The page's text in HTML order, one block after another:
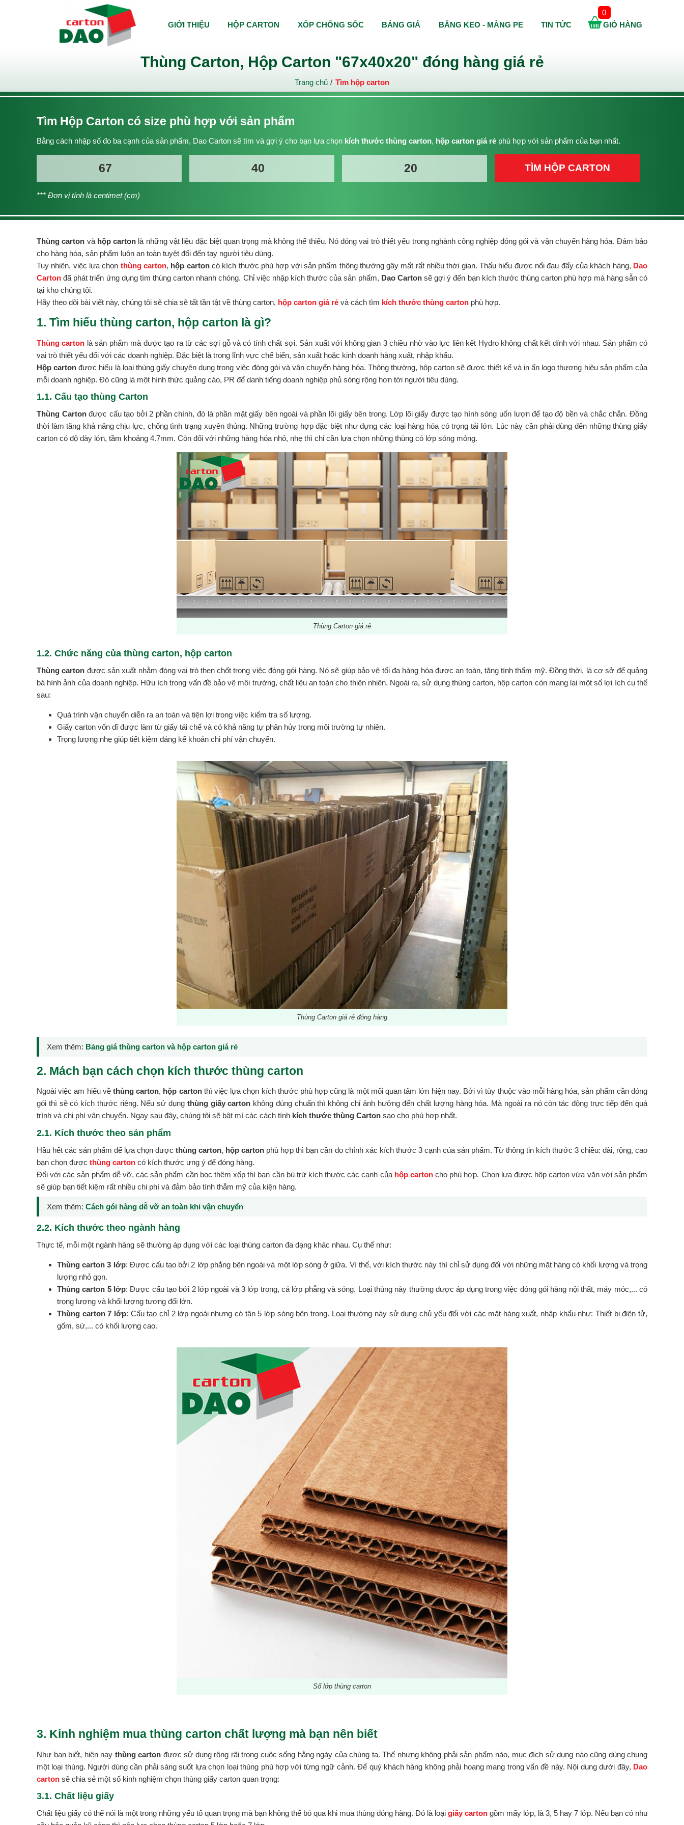
Thùng Carton, Hộp Carton "67x40x20" đóng hàng giá rẻ
Trang chủ Tìm hộp carton
Tìm Hộp Carton có size phù hợp với sản phẩm
Bằng cách nhập số đo ba cạnh của sản phẩm, Dao Carton sẽ tìm và gợi ý cho bạn lựa chọn kích thước thùng carton, hộp carton giá rẻ phù hợp với sản phẩm của bạn nhất.
TÌM HỘP CARTON
*** Đơn vị tính là centimet (cm)
Thùng carton và hộp carton là những vật liệu đặc biệt quan trọng mà không thể thiếu. Nó đóng vai trò thiết yếu trong nghành công nghiệp đóng gói và vận chuyển hàng hóa. Đảm bảo
cho hàng hóa, sản phẩm luôn an toàn tuyệt đối đến tay người tiêu dùng.
Tuy nhiên, việc lựa chọn thùng carton, hộp cartoncó kích thước phù hợp với sản phẩm thông thường gây mất rất nhiều thời gian. Thấu hiểu được nổi đau đấy của khách hàng, Dao
Carton đã phát triển ứng dụng tìm thùng carton nhanh chóng. Chỉ việc nhập kích thước của sản phẩm, Dao Cartonsẽ gợi ý đến bạn kích thước thùng carton phù hợp mà hàng sẵn có
tại kho chúng tôi.
Hãy theo dõi bài viết này, chúng tôi sẽ chia sẽ tất tần tật về thùng carton, hộp carton giá rẻ và cách tìm kích thước thùng carton phù hợp.
1. Tìm hiểu thùng carton, hộp carton là gì?
Thùng carton là sản phẩm mà được tạo ra từ các sợi gỗ và có tính chất sợi. Sản xuất với không gian 3 chiều nhờ vào lực liên kết Hydro không chất kết dính với nhau. Sản phẩm có
vai trò thiết yếu đối với các doanh nghiệp. Đặc biệt là trong lĩnh vực chế biến, sản xuất hoặc kinh doanh hàng xuất, nhập khẩu.
Hộp carton được hiểu là loại thùng giấy chuyên dụng trong việc đóng gói và vận chuyển hàng hóa. Thông thường, hộp carton sẽ được thiết kế và in ấn logo thương hiệu sản phẩm của
mỗi doanh nghiệp. Đó cũng là một hình thức quảng cáo, PR để danh tiếng doanh nghiệp phủ sóng rộng hơn tới người tiêu dùng.
1.1. Cấu tạo thùng Carton
Thùng Cartonđược cấu tạo bởi 2 phần chính, đó là phần mặt giấy bên ngoài và phần lõi giấy bên trong. Lớp lõi giấy được tạo hình sóng uốn lượn để tạo độ bền và chắc chắn. Đồng
thời làm tăng khả năng chịu lực, chống tình trạng xuyên thủng. Những trường hợp đặc biệt như đựng các loại hàng hóa có trọng tải lớn. Lúc này cần phải dùng đến những thùng giấy
carton có độ dày lớn, tầm khoảng 4.7mm. Còn đối với những hàng hóa nhỏ, nhẹ thì chỉ cần lựa chọn những thùng có lớp sóng mỏng.
Thùng Carton giá rẻ
1.2. Chức năng của thùng carton, hộp carton
Thùng carton được sản xuất nhằm đóng vai trò then chốt trong việc đóng gói hàng. Nó sẽ giúp bảo vệ tối đa hàng hóa được an toàn, tăng tính thẩm mỹ. Đồng thời, là cơ sở để quảng
bá hình ảnh của doanh nghiệp. Hữu ích trong vấn đề bảo vệ môi trường, chất liệu an toàn cho thiên nhiên. Ngoài ra, sử dụng thùng carton, hộp carton còn mang lại một số lợi ích cụ thể
sau:
Quá trình vận chuyển diễn ra an toàn và tiện lợi trong việc kiểm tra số lượng.
Giấy carton vốn dĩ được làm từ giấy tái chế và có khả năng tự phân hủy trong môi trường tự nhiên.
Trọng lượng nhẹ giúp tiết kiệm đáng kể khoản chi phí vận chuyển.
Thùng Carton giá rẻ đóng hàng
Xem thêm: Bảng giá thùng carton và hộp carton giá rẻ
2. Mách bạn cách chọn kích thước thùng carton
Ngoài việc am hiểu về thùng carton, hộp cartonthì việc lựa chọn kích thước phù hợp cũng là một mối quan tâm lớn hiện nay. Bởi vì tùy thuộc vào mỗi hàng hóa, sản phẩm cần đóng
gói thì sẽ có kích thước riêng. Nếu sử dụng thùng giấy carton không đúng chuẩn thì không chỉ ảnh hưởng đến chất lượng hàng hóa. Mà ngoài ra nó còn tác động trực tiếp đến quá
trình và chi phí vận chuyển. Ngay sau đây, chúng tôi sẽ bật mí các cách tính kích thước thùng Carton sao cho phù hợp nhất.
2.1. Kích thước theo sản phẩm
Hầu hết các sản phẩm để lựa chọn đượcthùng carton, hộp carton phù hợp thì bạn cần đo chính xác kích thước 3 cạnh của sản phẩm. Từ thông tin kích thước 3 chiều: dài, rộng, cao
bạn chọn được thùng carton có kích thước ưng ý để đóng hàng.
Đối với các sản phẩm dễ vỡ, các sản phẩm cần bọc thêm xốp thì bạn cần bù trừ kích thước các cạnh của hộp cartoncho phù hợp. Chọn lựa được hộp carton vừa vặn với sản phẩm
sẽ giúp bạn tiết kiệm rất nhiều chi phí và đảm bảo tính thẫm mỹ của kiện hàng.
Xem thêm: Cách gói hàng dễ vỡ an toàn khi vận chuyển
2.2. Kích thước theo ngành hàng
Thực tế, mỗi một ngành hàng sẽ thường áp dụng với các loại thùng carton đa dạng khác nhau. Cụ thể như:
Thùng carton 3 lớp: Được cấu tạo bởi 2 lớp phẳng bên ngoài và một lớp sóng ở giữa. Vì thế, với kích thước này thì chỉ sử dụng đối với những mặt hàng có khối lượng và trọng
lượng nhỏ gọn.
Thùng carton 5 lớp: Được cấu tạo bởi 2 lớp ngoài và 3 lớp trong, cả lớp phẳng và sóng. Loại thùng này thường được áp dụng trong việc đóng gói hàng nội thất, máy móc,... có
trọng lượng và khối lượng tương đối lớn.
Thùng carton 7 lớp: Cấu tạo chỉ 2 lớp ngoài nhưng có tận 5 lớp sóng bên trong. Loại thường này sử dụng chủ yếu đối với các mặt hàng xuất, nhập khẩu như: Thiết bị điện tử,
gốm, sứ,... có khối lượng cao.
Số lớp thùng carton
3. Kinh nghiệm mua thùng carton chất lượng mà bạn nên biết
Như bạn biết, hiện nay thùng carton được sử dụng rộng rãi trong cuộc sống hằng ngày của chúng ta. Thế nhưng không phải sản phẩm nào, mục đích sử dụng nào cũng dùng chung
một loại thùng. Người dùng cần phải sáng suốt lựa chọn loại thùng phù hợp với từng ngữ cảnh. Để quý khách hàng không phải hoang mang trong vấn đề này. Nội dung dưới đây, Dao
carton sẽ chia sẻ một số kinh nghiệm chọn thùng giấy carton quan trọng:
3.1. Chất liệu giấy
Chất liệu giấy có thể nói là một trong những yếu tố quan trọng mà bạn không thể bỏ qua khi mua thùng đóng hàng. Đó là loại giấy carton gồm mấy lớp, là 3, 5 hay 7 lớp. Nếu bạn có nhu
GIỚI THIỆU HỘP CARTON XỐP CHỐNG SỐC BẢNG GIÁ BĂNG KEO - MÀNG PE TIN TỨC GIỎ HÀNG
0